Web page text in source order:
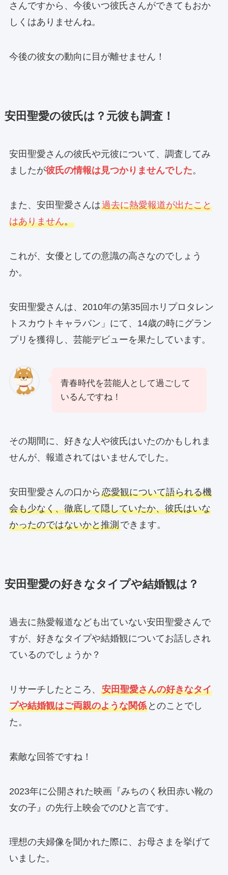
さんですから、今後いつ彼氏さんができてもおか
しくはありませんね。
今後の彼女の動向に目が離せません！
安田聖愛の彼氏は？元彼も調査！
安田聖愛さんの彼氏や元彼について、調査してみ
ましたが彼氏の情報は見つかりませんでした。
また、安田聖愛さんは過去に熱愛報道が出たこと
はありません。
これが、女優としての意識の高さなのでしょう
か。
安田聖愛さんは、2010年の第35回ホリプロタレン
トスカウトキャラバン」にて、14歳の時にグラン
プリを獲得し、芸能デビューを果たしています。
青春時代を芸能人として過ごして
いるんですね！
その期間に、好きな人や彼氏はいたのかもしれま
せんが、報道されてはいませんでした。
安田聖愛さんの口から 恋愛観について語られる機
会も少なく、徹底して隠していたか、彼氏はいな
かったのではないかと推測できます。
安田聖愛の好きなタイプや結婚観は？
過去に熱愛報道なども出ていない安田聖愛さんで
すが、好きなタイプや結婚観についてお話しされ
ているのでしょうか？
リサーチしたところ、 安田聖愛さんの好きなタイ
プや結婚観はご両親のような関係とのことでし
た。
素敵な回答ですね！
2023年に公開された映画『みちのく秋田赤い靴の
女の子』の先行上映会でのひと言です。
理想の夫婦像を聞かれた際に、お母さまを挙げて
いました。